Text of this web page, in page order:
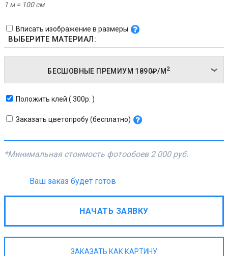
1 м = 100 см
Вписать изображение в размеры
ВЫБЕРИТЕ МАТЕРИАЛ:
БЕСШОВНЫЕ ПРЕМИУМ 1890₽/М 2
Положить клей ( 300р. )
Заказать цветопробу (бесплатно)
*Минимальная стоимость фотообоев 2 000 руб.
Ваш заказ будет готов
НАЧАТЬ ЗАЯВКУ
ЗАКАЗАТЬ КАК КАРТИНУ